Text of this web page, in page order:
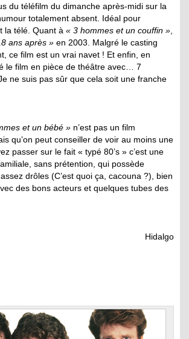
du téléfilm du dimanche après-midi sur la
totalement absent. Idéal pour
la télé. Quant à « 3 hommes et un couffin »
ans après » en 2003. Malgré le casting
ce film est un vrai navet ! Et enfin, en
le film en pièce de théâtre avec… 7
ne suis pas sûr que cela soit une franche
et un bébé » n’est pas un film
qu’on peut conseiller de voir au moins une
passer sur le fait « typé 80’s » c’est une
sans prétention, qui possède
drôles (C’est quoi ça, cacouna ?), bien
des bons acteurs et quelques tubes des
Hidalgo